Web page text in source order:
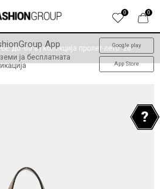
0
0
App
ја бесплатната
Google play
App Store
-60% | колекција пролет-лето '26